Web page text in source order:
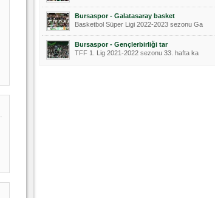
Bursaspor - Galatasaray basket
Basketbol Süper Ligi 2022-2023 sezonu Ga
Bursaspor - Gençlerbirliği tar
TFF 1. Lig 2021-2022 sezonu 33. hafta ka